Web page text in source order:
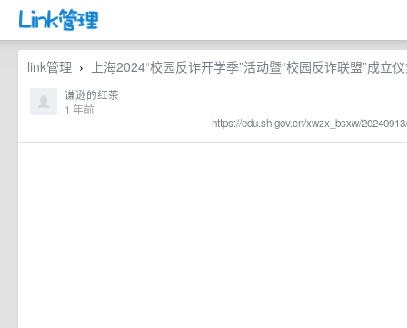
link管理 › 上海2024“校园反诈开学季”活动暨“校园反诈联盟”成立
https://edu.sh.gov.cn/xwzx_bsxw/
谦逊的红茶
1 年前